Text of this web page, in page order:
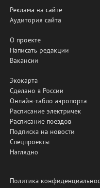
Реклама на сайте
Аудитория сайта
О проекте
Написать редакции
Вакансии
Экокарта
Сделано в России
Онлайн-табло аэропорта
Расписание электричек
Расписание поездов
Подписка на новости
Спецпроекты
Наглядно
Политика